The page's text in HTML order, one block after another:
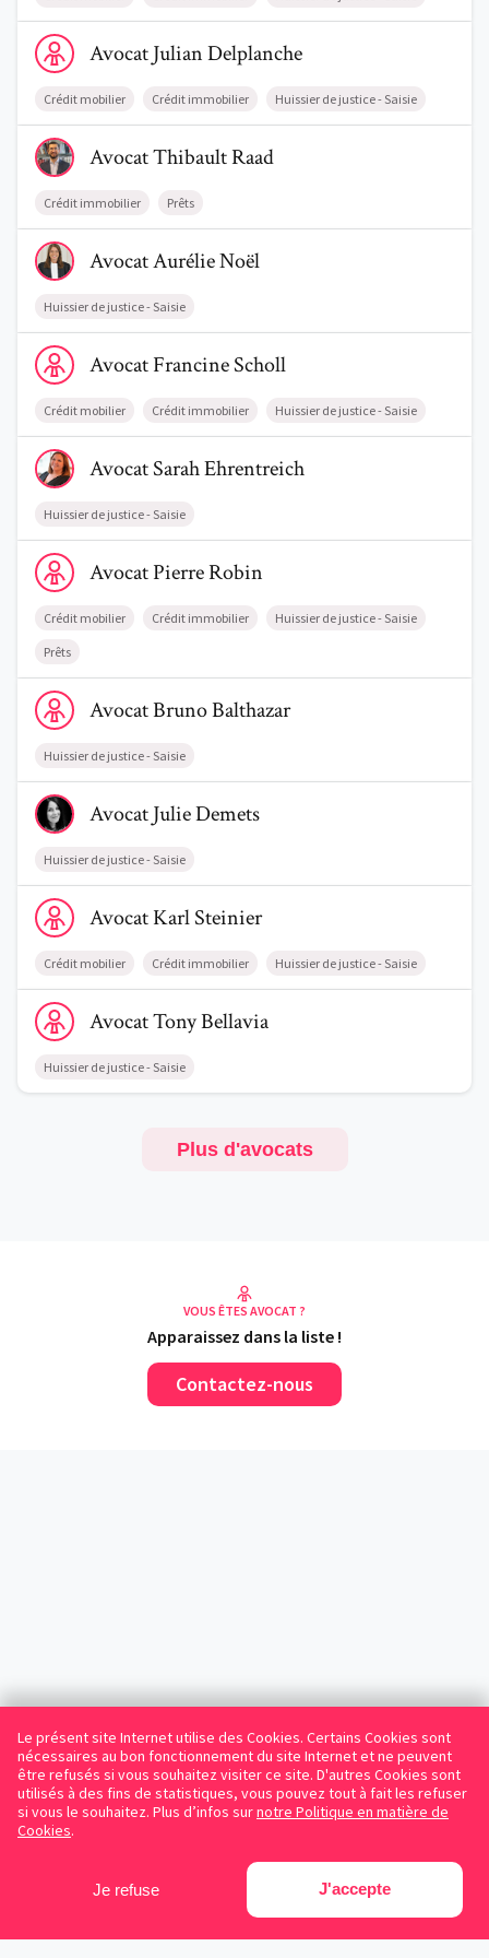
Le présent site Internet utilise des Cookies. Certains Cookies sont
nécessaires au bon fonctionnement du site Internet et ne peuvent
être refusés si vous souhaitez visiter ce site. D'autres Cookies sont
utilisés à des fins de statistiques, vous pouvez tout à fait les refuser
si vous le souhaitez. Plus d’infos surnotre Politique en matière de
Cookies.
Je refuse J'accepte
Voir le profil de AvocatJulian Delplanche
AvocatJulianDelplanche
Crédit mobilier Crédit immobilier Huissier de justice - Saisie
Voir le profil de AvocatThibault Raad
AvocatThibaultRaad
Crédit immobilier Prêts
Voir le profil de AvocatAurélie Noël
AvocatAurélieNoël
Huissier de justice - Saisie
Voir le profil de AvocatFrancine Scholl
AvocatFrancineScholl
Crédit mobilier Crédit immobilier Huissier de justice - Saisie
Voir le profil de AvocatSarah Ehrentreich
AvocatSarahEhrentreich
Huissier de justice - Saisie
Voir le profil de AvocatPierre Robin
AvocatPierreRobin
Crédit mobilier Crédit immobilier Huissier de justice - Saisie
Prêts
Voir le profil de AvocatBruno Balthazar
AvocatBrunoBalthazar
Huissier de justice - Saisie
Voir le profil de AvocatJulie Demets
AvocatJulieDemets
Huissier de justice - Saisie
Voir le profil de AvocatKarl Steinier
AvocatKarlSteinier
Crédit mobilier Crédit immobilier Huissier de justice - Saisie
Voir le profil de AvocatTony Bellavia
AvocatTonyBellavia
Huissier de justice - Saisie
Plus d'avocats
VOUS ÊTES AVOCAT ?
Apparaissez dans la liste !
Contactez-nous